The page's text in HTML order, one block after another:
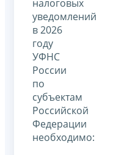
налоговых
уведомлений
в 2026
году
УФНС
России
по
субъектам
Российской
Федерации
необходимо: